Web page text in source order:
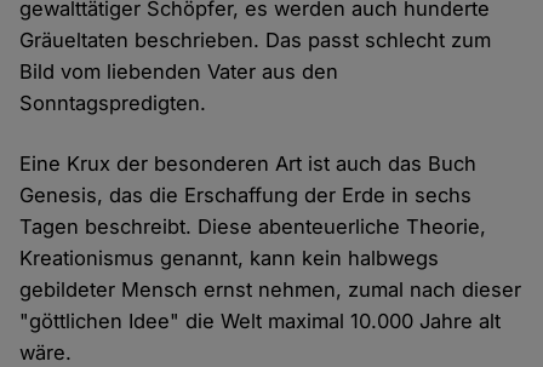
gewalttätiger Schöpfer, es werden auch hunderte
Gräueltaten beschrieben. Das passt schlecht zum
Bild vom liebenden Vater aus den
Sonntagspredigten.
Eine Krux der besonderen Art ist auch das Buch
Genesis, das die Erschaffung der Erde in sechs
Tagen beschreibt. Diese abenteuerliche Theorie,
Kreationismus genannt, kann kein halbwegs
gebildeter Mensch ernst nehmen, zumal nach dieser
"göttlichen Idee" die Welt maximal 10.000 Jahre alt
wäre.